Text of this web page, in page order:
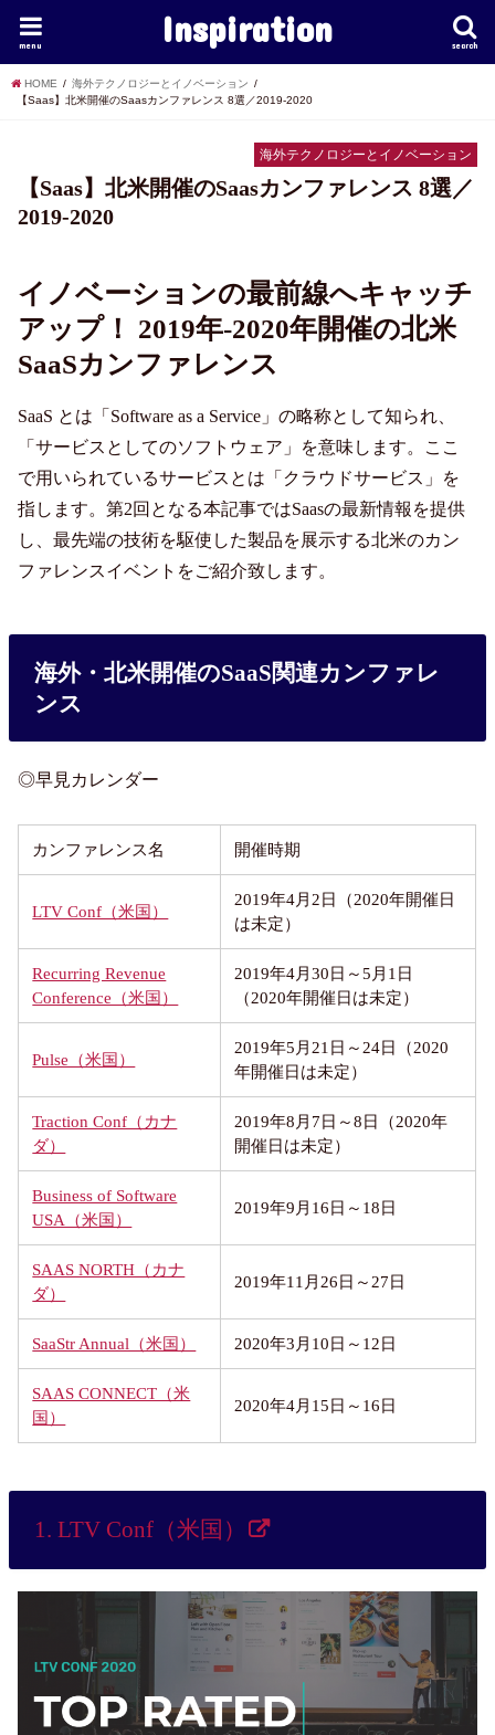
Inspiration search
menu
HOME
海外テクノロジーとイノベーション
【Saas】北米開催のSaasカンファレンス 8選／2019-2020
海外テクノロジーとイノベーション
【Saas】北米開催のSaasカンファレンス 8選／
2019-2020
イノベーションの最前線へキャッチ
アップ！ 2019年-2020年開催の北米
SaaSカンファレンス
SaaS とは「Software as a Service」の略称として知られ、
「サービスとしてのソフトウェア」を意味します。ここ
で用いられているサービスとは「クラウドサービス」を
指します。第2回となる本記事ではSaasの最新情報を提供
し、最先端の技術を駆使した製品を展示する北米のカン
ファレンスイベントをご紹介致します。
海外・北米開催のSaaS関連カンファレ
ンス
◎早見カレンダー
カンファレンス名 開催時期
LTV Conf（米国）
2019年4月2日（2020年開催日
は未定）
Recurring Revenue
Conference（米国）
2019年4月30日～5月1日
（2020年開催日は未定）
Pulse（米国）
2019年5月21日～24日（2020
年開催日は未定）
Traction Conf（カナ
ダ）
2019年8月7日～8日（2020年
開催日は未定）
Business of Software
USA（米国）
2019年9月16日～18日
SAAS NORTH（カナ
ダ）
2019年11月26日～27日
SaaStr Annual（米国） 2020年3月10日～12日
SAAS CONNECT（米
国）
2020年4月15日～16日
1. LTV Conf（米国）